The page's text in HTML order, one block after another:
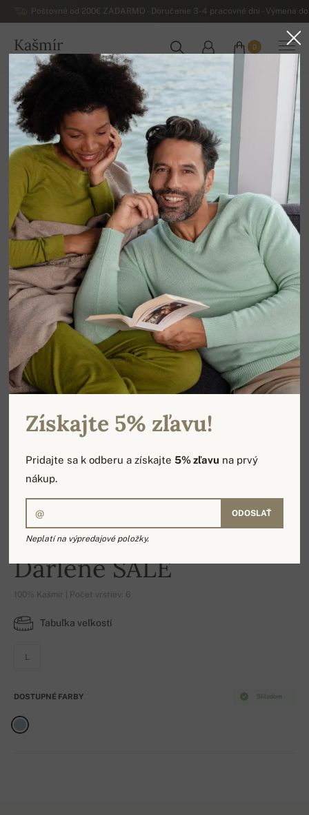
Poštovné od 200€ ZADARMO - Doručenie 3-4 pracovné dni - Výmena
Kašmír
SLOVENSKO
0
Domov Dámske svetre
-16%
Darlene SALE
100% Kašmír | Počet vrstiev: 6
Tabuľka veľkostí
L
Skladom
DOSTUPNÉ FARBY
Získajte 5% zľavu!
Pridajte sa k odberu a získajte5% zľavu na prvý
nákup.
ODOSLAŤ
Neplatí na výpredajové položky.